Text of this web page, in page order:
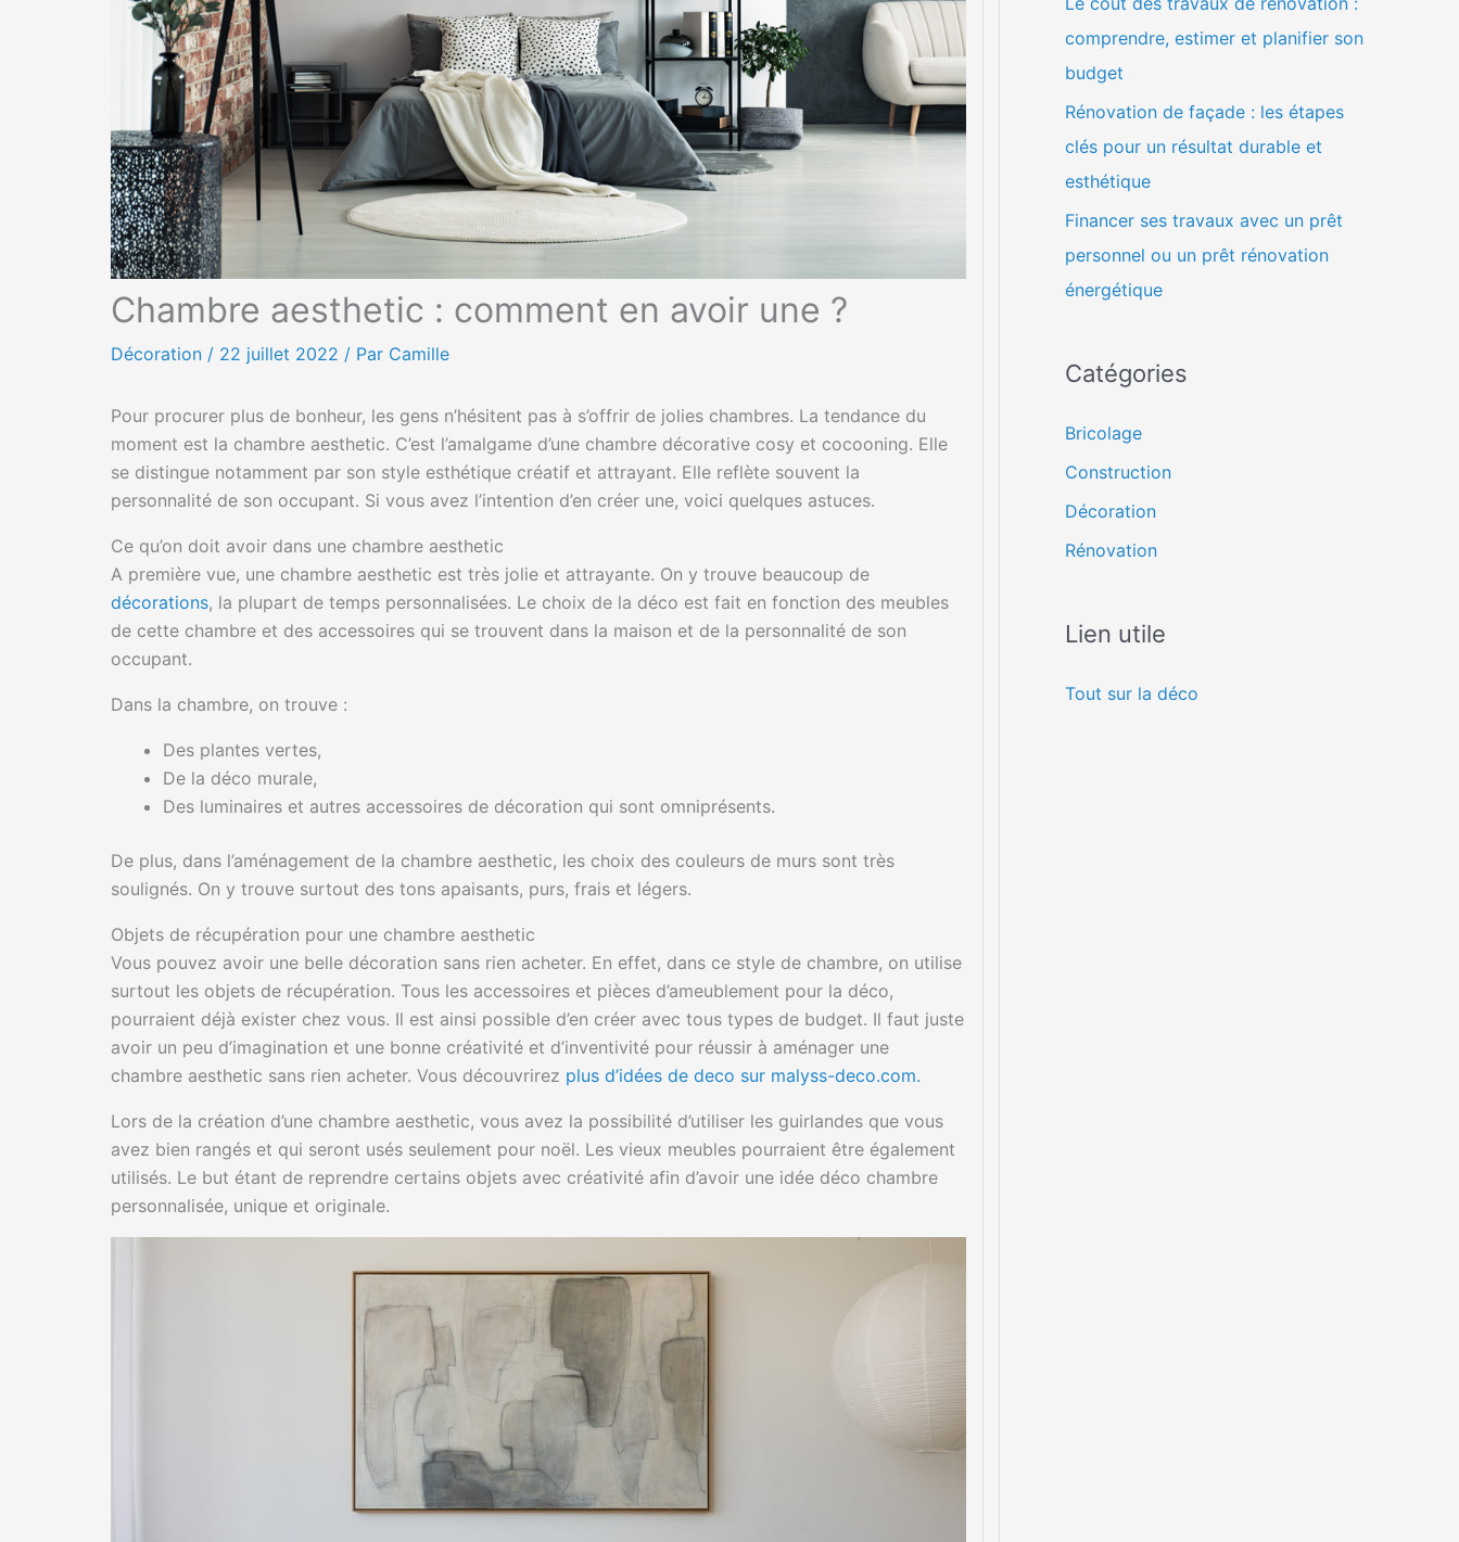
Chambre aesthetic : comment en avoir une ?
Décoration / 22 juillet 2022 / Par Camille
Pour procurer plus de bonheur, les gens n’hésitent pas à s’offrir de jolies chambres. La tendance du
moment est la chambre aesthetic. C’est l’amalgame d’une chambre décorative cosy et cocooning. Elle
se distingue notamment par son style esthétique créatif et attrayant. Elle reflète souvent la
personnalité de son occupant. Si vous avez l’intention d’en créer une, voici quelques astuces.
Ce qu’on doit avoir dans une chambre aesthetic
A première vue, une chambre aesthetic est très jolie et attrayante. On y trouve beaucoup de
décorations, la plupart de temps personnalisées. Le choix de la déco est fait en fonction des meubles
de cette chambre et des accessoires qui se trouvent dans la maison et de la personnalité de son
occupant.
Dans la chambre, on trouve :
Des plantes vertes,
De la déco murale,
Des luminaires et autres accessoires de décoration qui sont omniprésents.
De plus, dans l’aménagement de la chambre aesthetic, les choix des couleurs de murs sont très
soulignés. On y trouve surtout des tons apaisants, purs, frais et légers.
Objets de récupération pour une chambre aesthetic
Vous pouvez avoir une belle décoration sans rien acheter. En effet, dans ce style de chambre, on utilise
surtout les objets de récupération. Tous les accessoires et pièces d’ameublement pour la déco,
pourraient déjà exister chez vous. Il est ainsi possible d’en créer avec tous types de budget. Il faut juste
avoir un peu d’imagination et une bonne créativité et d’inventivité pour réussir à aménager une
chambre aesthetic sans rien acheter. Vous découvrirez plus d’idées de deco sur malyss-deco.com.
Lors de la création d’une chambre aesthetic, vous avez la possibilité d’utiliser les guirlandes que vous
avez bien rangés et qui seront usés seulement pour noël. Les vieux meubles pourraient être également
utilisés. Le but étant de reprendre certains objets avec créativité afin d’avoir une idée déco chambre
personnalisée, unique et originale.
comprendre, estimer et planifier son
budget
Rénovation de façade : les étapes
clés pour un résultat durable et
esthétique
Financer ses travaux avec un prêt
personnel ou un prêt rénovation
énergétique
Catégories
Bricolage
Construction
Décoration
Rénovation
Lien utile
Tout sur la déco